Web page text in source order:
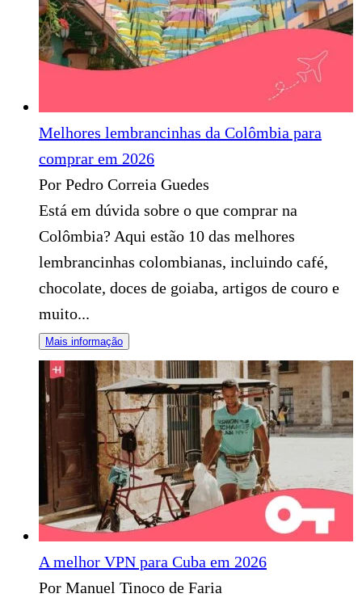
Melhores lembrancinhas da Colômbia para
comprar em 2026
Por Pedro Correia Guedes
Está em dúvida sobre o que comprar na
Colômbia? Aqui estão 10 das melhores
lembrancinhas colombianas, incluindo café,
chocolate, doces de goiaba, artigos de couro e
muito...
Mais informação
A melhor VPN para Cuba em 2026
Por Manuel Tinoco de Faria